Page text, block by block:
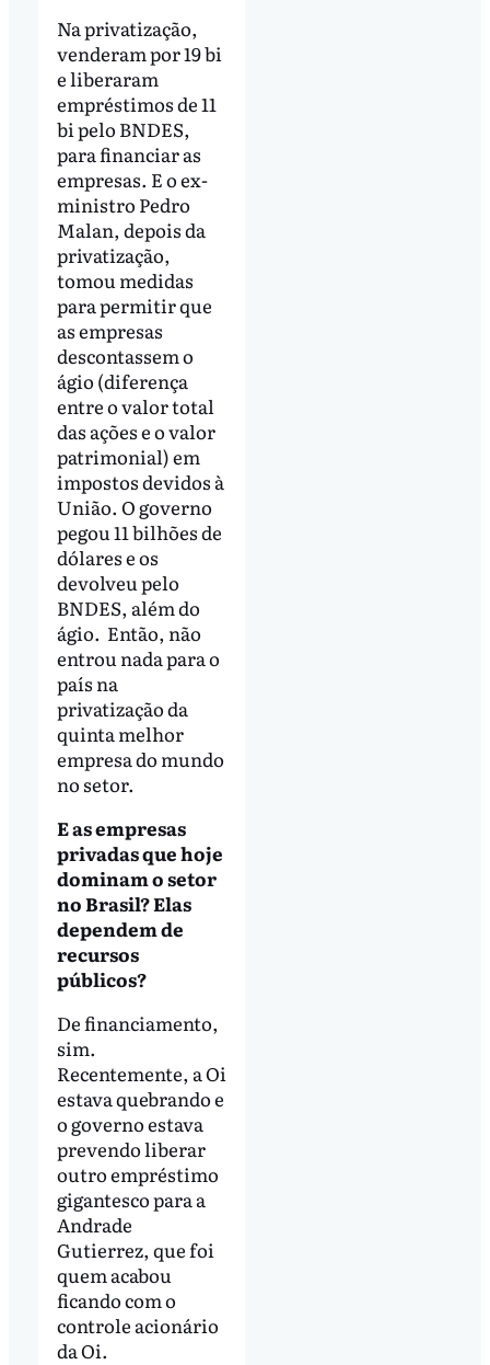
Na privatização,
venderam por 19 bi
e liberaram
empréstimos de 11
bi pelo BNDES,
para financiar as
empresas. E o ex-
ministro Pedro
Malan, depois da
privatização,
tomou medidas
para permitir que
as empresas
descontassem o
ágio (diferença
entre o valor total
das ações e o valor
patrimonial) em
impostos devidos à
União. O governo
pegou 11 bilhões de
dólares e os
devolveu pelo
BNDES, além do
ágio. Então, não
entrou nada para o
país na
privatização da
quinta melhor
empresa do mundo
no setor.
E as empresas
privadas que hoje
dominam o setor
no Brasil? Elas
dependem de
recursos
públicos?
De financiamento,
sim.
Recentemente, a Oi
estava quebrando e
o governo estava
prevendo liberar
outro empréstimo
gigantesco para a
Andrade
Gutierrez, que foi
quem acabou
ficando com o
controle acionário
da Oi.